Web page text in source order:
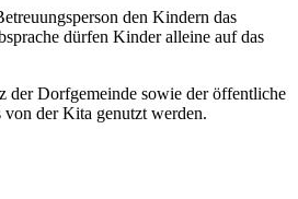
den Kindern das
dürfen Kinder alleine auf das
der Dorfgemeinde sowie der öffentliche
der Kita genutzt werden.